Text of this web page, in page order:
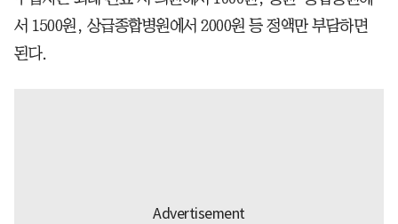
서 1500원, 상급종합병원에서 2000원 등 정액만 부담하면
된다.